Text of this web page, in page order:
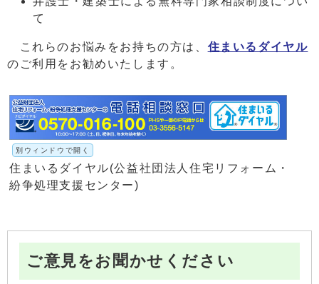
て
これらのお悩みをお持ちの方は、 住まいるダイヤル
のご利用をお勧めいたします。
別ウィンドウで開く
住まいるダイヤル(公益社団法人住宅リフォーム・
紛争処理支援センター)
ご意見をお聞かせください